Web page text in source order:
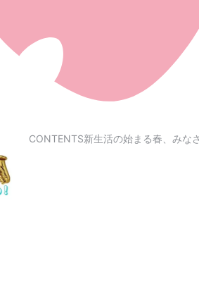
CONTENTS新生活の始まる春、みな